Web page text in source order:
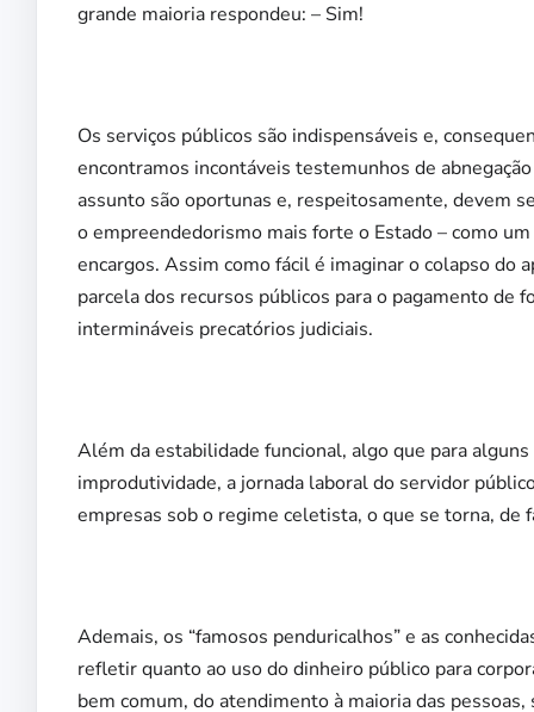
grande maioria respondeu: – Sim!
Os serviços públicos são indispensáveis e,
encontramos incontáveis testemunhos de
assunto são oportunas e, respeitosamente, devem
o empreendedorismo mais forte o Estado – como
encargos. Assim como fácil é imaginar o colapso
parcela dos recursos públicos para o pagamento de
intermináveis precatórios judiciais.
Além da estabilidade funcional, algo que para
improdutividade, a jornada laboral do servidor
empresas sob o regime celetista, o que se torna,
Ademais, os “famosos penduricalhos” e as
refletir quanto ao uso do dinheiro público para
bem comum, do atendimento à maioria das